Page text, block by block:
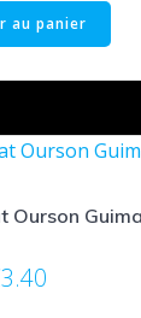
au panier
Ourson
3.40